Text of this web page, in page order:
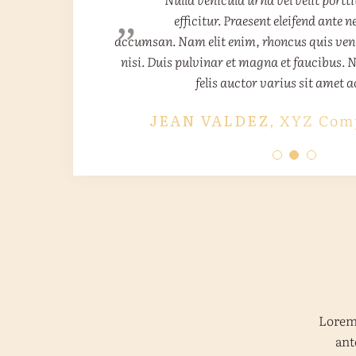
Integer ut maximus elit. Nam tempor
Pellentesque sodales lectus a rhoncus
enim. Duis sollicitudin quam vitae
scelerisque. Integer ut
AMY PEREZ,XYZ
efficitur. Praesent eleifend ante
accumsan. Nam elit enim, rhoncus quis
nisi. Duis pulvinar et magna et faucibus.
felis auctor varius sit amet
JEAN VALDEZ,XYZ
Donec in auctor sem. Quisque a
ante. Mauris placerat orci eu
venenatis nisi. Proin nec posuere libero.
convallis consectetur.
ADAM PETERS,XYZ